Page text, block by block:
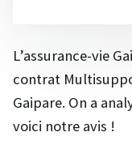
L’assurance-vie
contrat
Gaipare. On a
voici notre avis !